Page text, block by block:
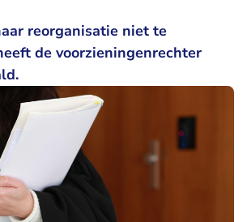
reorganisatie niet te
de voorzieningenrechter